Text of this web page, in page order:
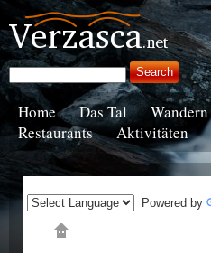
Home Das Tal Wandern
Restaurants
Aktivitäten
Powered by